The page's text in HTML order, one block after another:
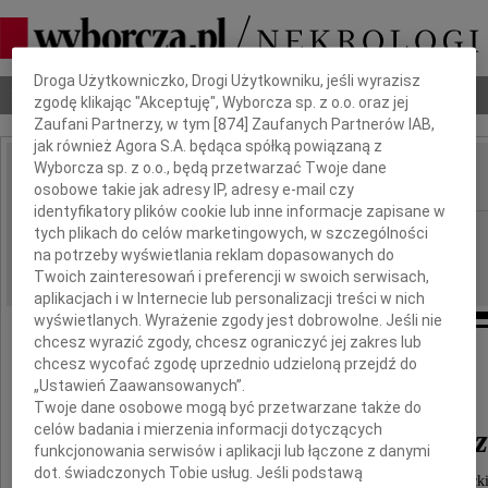
Nekrologi Odeszli Poradnik pogrzebowy
IMIĘ I NAZWISKO:
REGION: Łódź
DATA EMISJI: 12.03.2010
Z głębokim żalem żegnamy
mgr Alinę Mikielewicz
wieloletniego Kierownika Zespołu Języka
Dbamy o Twoją prywatność
Droga Użytkowniczko, Drogi Użytkowniku, jeśli wyrazisz
zgodę klikając "Akceptuję", Wyborcza sp. z o.o. oraz jej
Zaufani Partnerzy, w tym [874 ] Zaufanych Partnerów IAB,
jak również Agora S.A. będąca spółką powiązaną z
Wyborcza sp. z o.o., będą przetwarzać Twoje dane
osobowe takie jak adresy IP, adresy e-mail czy
identyfikatory plików cookie lub inne informacje zapisane w
tych plikach do celów marketingowych, w szczególności
na potrzeby wyświetlania reklam dopasowanych do
Twoich zainteresowań i preferencji w swoich serwisach,
aplikacjach i w Internecie lub personalizacji treści w nich
wyświetlanych. Wyrażenie zgody jest dobrowolne. Jeśli nie
chcesz wyrazić zgody, chcesz ograniczyć jej zakres lub
chcesz wycofać zgodę uprzednio udzieloną przejdź do
„Ustawień Zaawansowanych”.
Twoje dane osobowe mogą być przetwarzane także do
celów badania i mierzenia informacji dotyczących
funkcjonowania serwisów i aplikacji lub łączone z danymi
dot. świadczonych Tobie usług. Jeśli podstawą